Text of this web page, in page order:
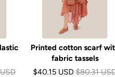
Printed cotton scarf
fabric tassels
$40.15 USD $80.31